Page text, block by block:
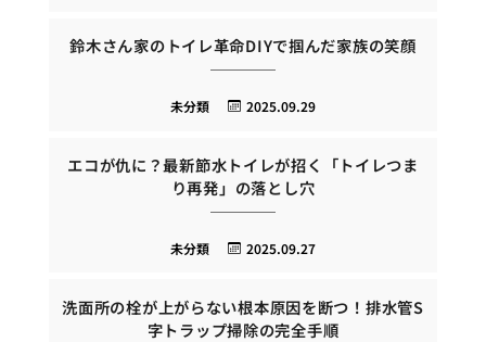
鈴木さん家のトイレ革命DIYで掴んだ家族の笑顔
2025.09.29
未分類
エコが仇に？最新節水トイレが招く「トイレつま
り再発」の落とし穴
2025.09.27
未分類
洗面所の栓が上がらない根本原因を断つ！排水管S
字トラップ掃除の完全手順